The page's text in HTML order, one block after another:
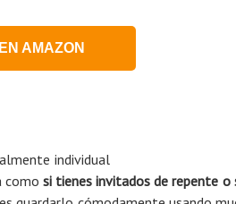
AMAZON
individual
como si tienes invitados de repente o